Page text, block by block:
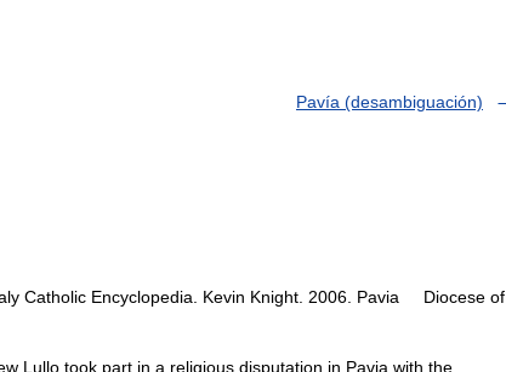
Pavía (desambiguación)
Catholic Encyclopedia. Kevin Knight. 2006. Pavia Diocese of
Lullo took part in a religious disputation in Pavia with the